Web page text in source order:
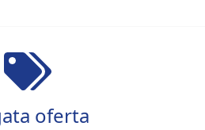
oferta